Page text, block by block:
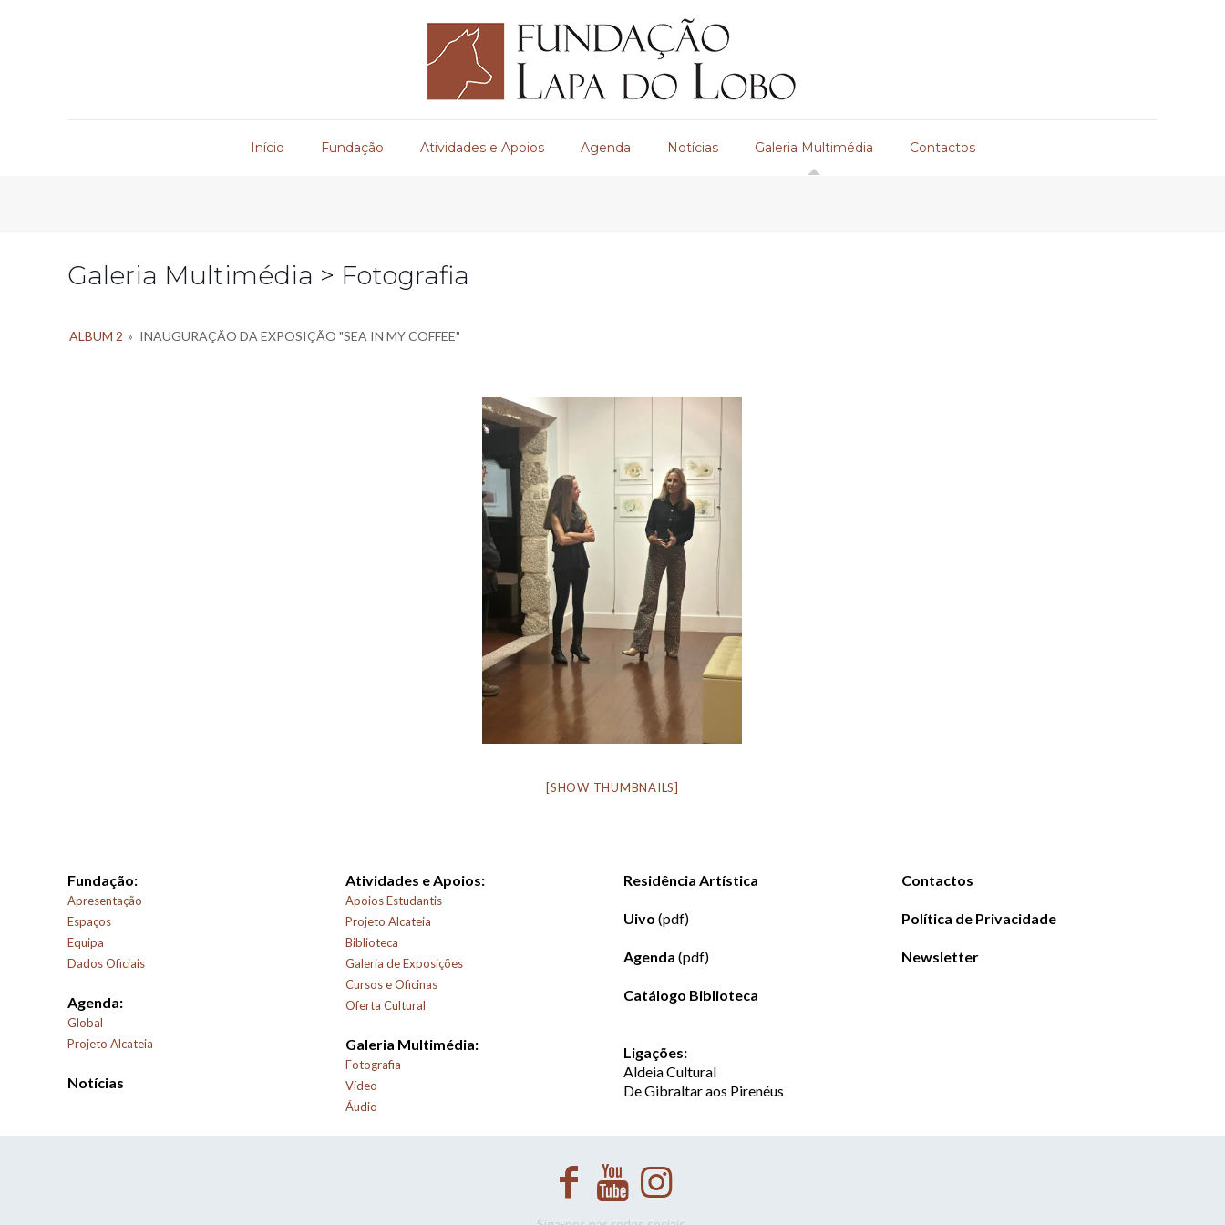
Início Fundação Atividades e Apoios Agenda Notícias Galeria Multimédia Contactos
Galeria Multimédia > Fotografia
ALBUM 2 » INAUGURAÇÃO DA EXPOSIÇÃO "SEA IN MY COFFEE"
[SHOW THUMBNAILS]
Fundação:
Apresentação
Espaços
Equipa
Dados Oficiais
Agenda:
Global
Projeto Alcateia
Notícias
Atividades e Apoios:
Apoios Estudantis
Projeto Alcateia
Biblioteca
Galeria de Exposições
Cursos e Oficinas
Oferta Cultural
Galeria Multimédia:
Fotografia
Vídeo
Áudio
Residência Artística
Uivo (pdf)
Agenda (pdf)
Catálogo Biblioteca
Ligações:
Aldeia Cultural
De Gibraltar aos Pirenéus
Contactos
Política de Privacidade
Newsletter